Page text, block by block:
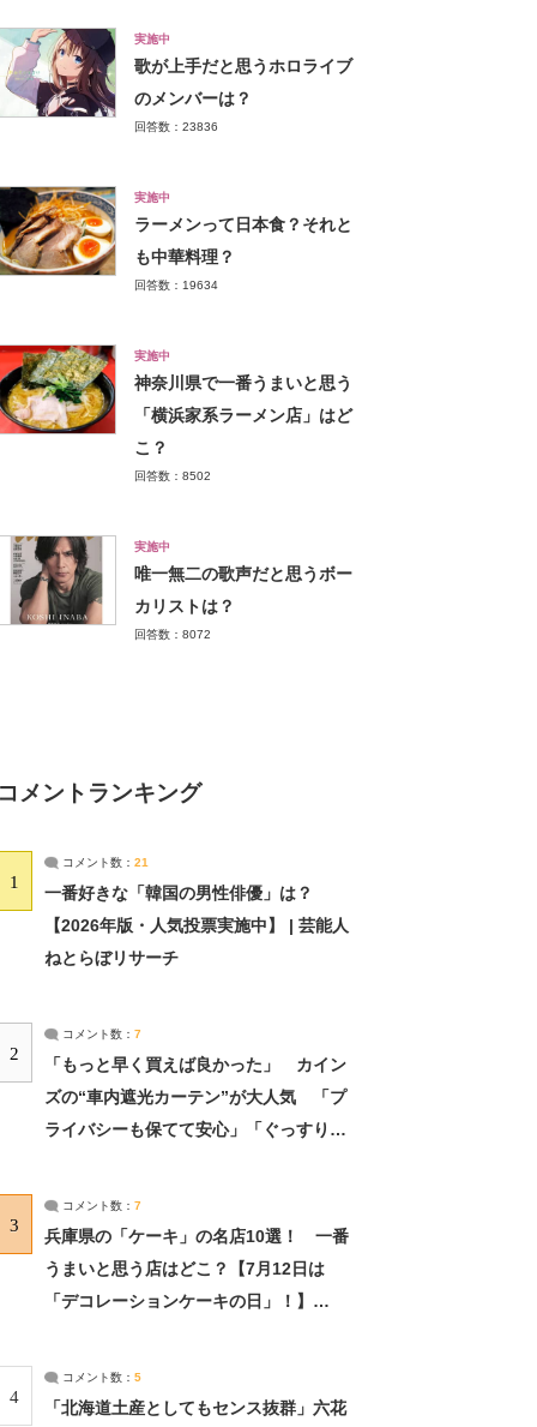
実施中
歌が上手だと思うホロライブ
のメンバーは？
回答数：23836
実施中
ラーメンって日本食？それと
も中華料理？
回答数：19634
実施中
神奈川県で一番うまいと思う
「横浜家系ラーメン店」はど
こ？
回答数：8502
実施中
唯一無二の歌声だと思うボー
カリストは？
回答数：8072
コメントランキング
1
コメント数： 21
一番好きな「韓国の男性俳優」は？
【2026年版・人気投票実施中】 | 芸能人
ねとらぼリサーチ
2
コメント数： 7
「もっと早く買えば良かった」 カイン
ズの“車内遮光カーテン”が大人気 「プ
ライバシーも保てて安心」「ぐっすり眠
3
コメント数： 7
兵庫県の「ケーキ」の名店10選！ 一番
うまいと思う店はどこ？【7月12日は
「デコレーションケーキの日」！】
4
コメント数： 5
「北海道土産としてもセンス抜群」六花